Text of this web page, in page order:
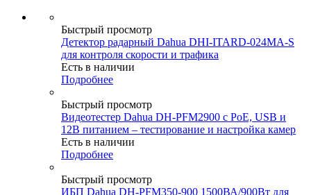
Быстрый просмотр
Детектор радарный Dahua DHI-ITARD-024MA-S
для контроля скорости и трафика
Есть в наличии
Подробнее
Быстрый просмотр
Видеотестер Dahua DH-PFM2900 с PoE, USB и
12В питанием – тестирование и настройка камер
Есть в наличии
Подробнее
Быстрый просмотр
ИБП Dahua DH-PFM350-900 1500ВА/900Вт для